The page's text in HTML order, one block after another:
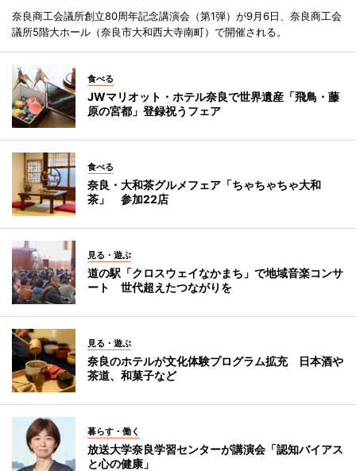
奈良商工会議所創立80周年記念講演会（第1弾）が9月6日、奈良商工会
議所5階大ホール（奈良市大和西大寺南町）で開催される。
食べる
JWマリオット・ホテル奈良で世界遺産「飛鳥・藤
原の宮都」登録祝うフェア
食べる
奈良・大和茶グルメフェア「ちゃちゃちゃ大和
茶」 参加22店
見る・遊ぶ
道の駅「クロスウェイなかまち」で地域音楽コンサ
ート 世代超えたつながりを
見る・遊ぶ
奈良のホテルが文化体験プログラム拡充 日本酒や
茶道、和菓子など
暮らす・働く
放送大学奈良学習センターが講演会「認知バイアス
と心の健康」